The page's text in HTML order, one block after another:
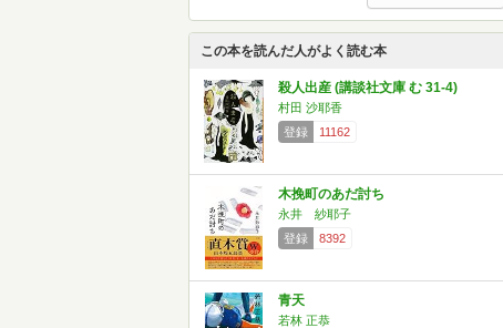
この本を読んだ人がよく読む本
殺人出産 (講談社文庫 む 31-4)
村田 沙耶香
登録
11162
木挽町のあだ討ち
永井 紗耶子
登録
8392
青天
若林 正恭